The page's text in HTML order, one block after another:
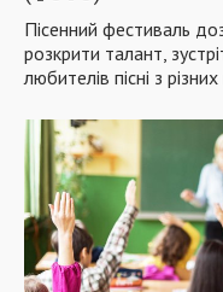
Пісенний фестиваль
розкрити талант,
любителів пісні з різних